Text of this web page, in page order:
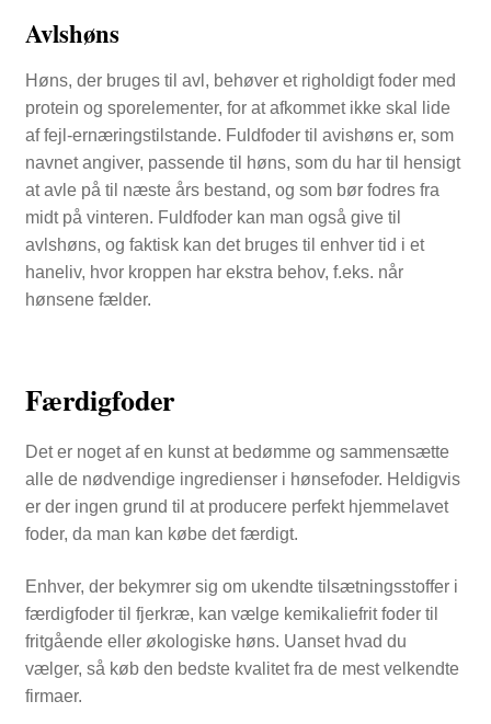
Avlshøns
Høns, der bruges til avl, behøver et righoldigt foder med
protein og sporelementer, for at afkommet ikke skal lide
af fejl-ernæringstilstande. Fuldfoder til avishøns er, som
navnet angiver, passende til høns, som du har til hensigt
at avle på til næste års bestand, og som bør fodres fra
midt på vinteren. Fuldfoder kan man også give til
avlshøns, og faktisk kan det bruges til enhver tid i et
haneliv, hvor kroppen har ekstra behov, f.eks. når
hønsene fælder.
Færdigfoder
Det er noget af en kunst at bedømme og sammensætte
alle de nødvendige ingredienser i hønsefoder. Heldigvis
er der ingen grund til at producere perfekt hjemmelavet
foder, da man kan købe det færdigt.
Enhver, der bekymrer sig om ukendte tilsætningsstoffer i
færdigfoder til fjerkræ, kan vælge kemikaliefrit foder til
fritgående eller økologiske høns. Uanset hvad du
vælger, så køb den bedste kvalitet fra de mest velkendte
firmaer.